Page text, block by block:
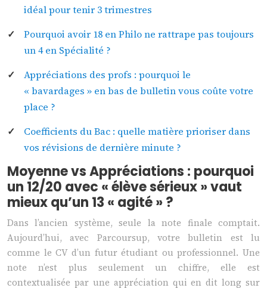
idéal pour tenir 3 trimestres
Pourquoi avoir 18 en Philo ne rattrape pas toujours
un 4 en Spécialité ?
Appréciations des profs : pourquoi le
« bavardages » en bas de bulletin vous coûte votre
place ?
Coefficients du Bac : quelle matière prioriser dans
vos révisions de dernière minute ?
Moyenne vs Appréciations : pourquoi
un 12/20 avec « élève sérieux » vaut
mieux qu’un 13 « agité » ?
Dans l’ancien système, seule la note finale comptait.
Aujourd’hui, avec Parcoursup, votre bulletin est lu
comme le CV d’un futur étudiant ou professionnel. Une
note n’est plus seulement un chiffre, elle est
contextualisée par une appréciation qui en dit long sur